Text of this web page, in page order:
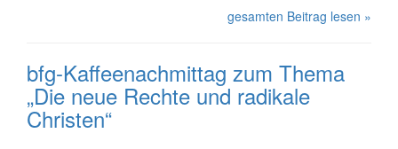
gesamten Beitrag lesen »
bfg-Kaffeenachmittag zum Thema
„Die neue Rechte und radikale
Christen“